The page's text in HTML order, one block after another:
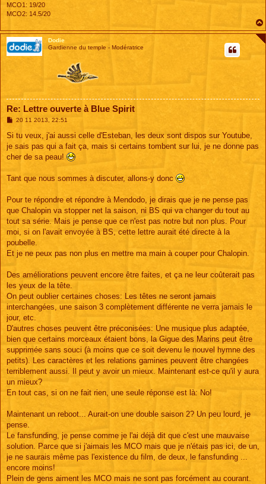
MCO1: 19/20
MCO2: 14.5/20
Dodie
Gardienne du temple - Modératrice
Re: Lettre ouverte à Blue Spirit
M
s
a
g
20 11 2013, 22:51
Si tu veux, j'ai aussi celle d'Esteban, les deux sont dispos sur Youtube,
je sais pas qui a fait ça, mais si certains tombent sur lui, je ne donne pas
cher de sa peau!
Tant que nous sommes à discuter, allons-y donc
Pour te répondre et répondre à Mendodo, je dirais que je ne pense pas
que Chalopin va stopper net la saison, ni BS qui va changer du tout au
tout sa série. Mais je pense que ce n'est pas notre but non plus. Pour
moi, si on l'avait envoyée à BS, cette lettre aurait été directe à la
poubelle.
Et je ne peux pas non plus en mettre ma main à couper pour Chalopin.
Des améliorations peuvent encore être faites, et ça ne leur coûterait pas
les yeux de la tête.
On peut oublier certaines choses: Les têtes ne seront jamais
interchangées, une saison 3 complètement différente ne verra jamais le
jour, etc.
D'autres choses peuvent être préconisées: Une musique plus adaptée,
bien que certains morceaux étaient bons, la Gigue des Marins peut être
supprimée sans souci (à moins que ce soit devenu le nouvel hymne des
petits). Les caractères et les relations gamines peuvent être changées
terriblement aussi. Il peut y avoir un mieux. Maintenant est-ce qu'il y aura
un mieux?
En tout cas, si on ne fait rien, une seule réponse est là: No!
Maintenant un reboot... Aurait-on une double saison 2? Un peu lourd, je
pense.
Le fansfunding, je pense comme je l'ai déjà dit que c'est une mauvaise
solution. Parce que si j'aimais les MCO mais que je n'étais pas ici, de un,
je ne saurais même pas l'existence du film, de deux, le fansfunding ...
encore moins!
Plein de gens aiment les MCO mais ne sont pas forcément au courant.